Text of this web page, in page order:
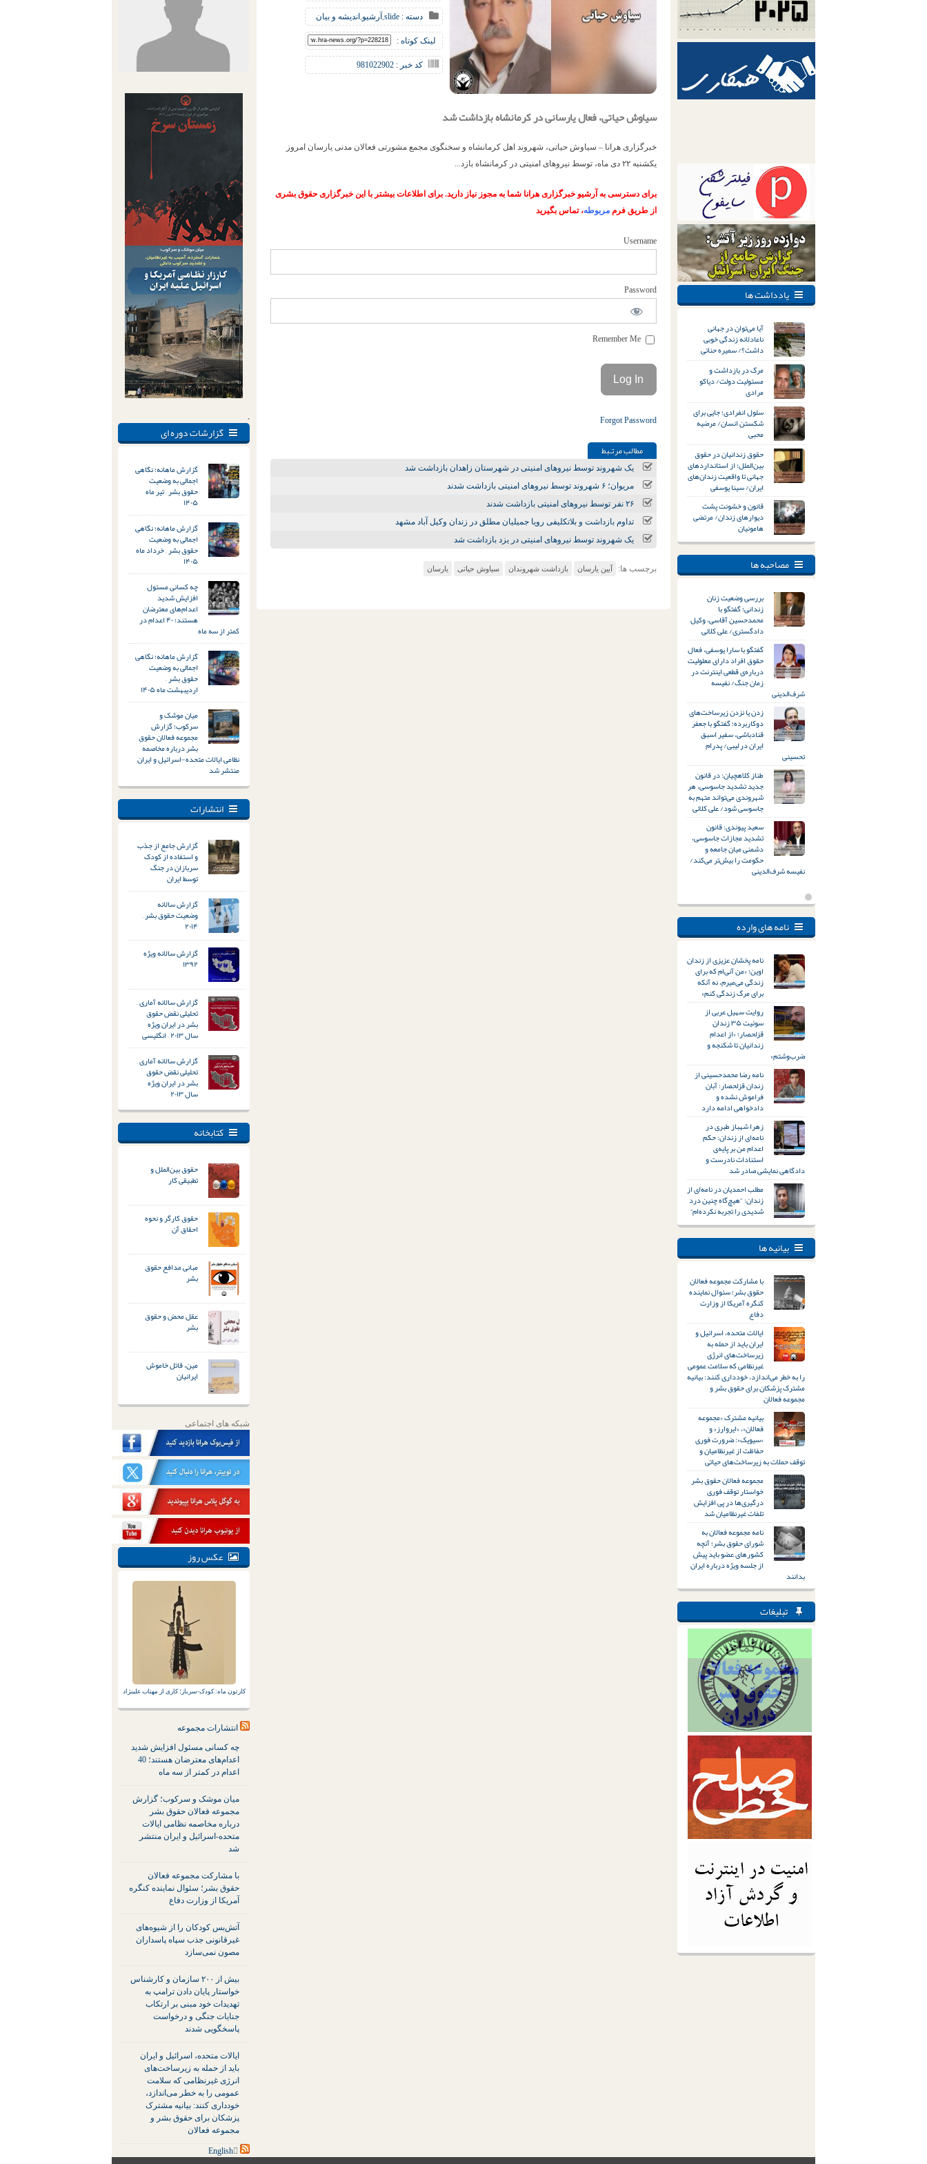
.
گزارشات دوره ای
گزارش ماهانه؛ نگاهی
اجمالی به وضعیت
حقوق بشر – تیر ماه
۱۴۰۵
گزارش ماهانه؛ نگاهی
اجمالی به وضعیت
حقوق بشر – خرداد ماه
۱۴۰۵
چه کسانی مسئول
افزایش شدید
اعدام‌های معترضان
هستند؛ ۴۰ اعدام در
کمتر از سه ماه
گزارش ماهانه؛ نگاهی
اجمالی به وضعیت
حقوق بشر –
اردیبهشت ماه ۱۴۰۵
میان موشک و
سرکوب؛ گزارش
مجموعه فعالان حقوق
بشر درباره مخاصمه
نظامی ایالات متحده-اسرائیل و ایران
منتشر شد
انتشارات
گزارش جامع از جذب
و استفاده از کودک
سربازان در جنگ
توسط ایران
گزارش سالانه
وضعیت حقوق بشر –
۲۰۱۴
گزارش سالانه ویژه
۱۳۹۲
گزارش سالانه آماری –
تحلیلی نقض حقوق
بشر در ایران ویژه
سال ۲۰۱۳ – انگلیسی
گزارش سالانه آماری –
تحلیلی نقض حقوق
بشر در ایران ویژه
سال ۲۰۱۳
کتابخانه
حقوق بین‌الملل و
تطبیقی کار
حقوق کارگر و نحوه
احقاق آن
مبانی مدافع حقوق
بشر
عقل محض و حقوق
بشر
مین، قاتل خاموش
ایرانیان
شبکه های اجتماعی
عکس روز
کارتون ماه: کودک-سرباز؛ کاری از مهتاب علینژاد
انتشارات مجموعه
چه کسانی مسئول افزایش شدید
اعدام‌های معترضان هستند؛ 40
اعدام در کمتر از سه ماه
میان موشک و سرکوب؛ گزارش
مجموعه فعالان حقوق بشر
درباره مخاصمه نظامی ایالات
متحده-اسرائیل و ایران منتشر
شد
با مشارکت مجموعه فعالان
حقوق بشر؛ سئوال نماینده کنگره
آمریکا از وزارت دفاع
آتش‌بس کودکان را از شیوه‌های
غیرقانونی جذب سپاه پاسداران
مصون نمی‌سازد
بیش از ۲۰۰ سازمان و کارشناس
خواستار پایان دادن ترامپ به
تهدیدات خود مبنی بر ارتکاب
جنایات جنگی و درخواست
پاسخگویی شدند
ایالات متحده، اسرائیل و ایران
باید از حمله به زیرساخت‌های
انرژی غیرنظامی که سلامت
عمومی را به خطر می‌اندازد،
خودداری کنند: بیانیه مشترک
پزشکان برای حقوق بشر و
مجموعه فعالان
دسته : slide
,آرشیو,اندیشه و بیان
لینک کوتاه :
کد خبر : 981022902
سیاوش حیاتی، فعال یارسانی در کرمانشاه بازداشت شد
خبرگزاری هرانا – سیاوش حیاتی، شهروند اهل کرمانشاه و سخنگوی مجمع مشورتی فعالان مدنی یارسان امروز
یکشنبه ۲۲ دی ماه، توسط نیروهای امنیتی در کرمانشاه بازد...
برای دسترسی به آرشیو خبرگزاری هرانا شما به مجوز نیاز دارید. برای اطلاعات بیشتر با این خبرگزاری حقوق بشری
از طریق فرم مربوطه، تماس بگیرید
Username
Password
Forgot Password
مطالب مرتـبط
یک شهروند توسط نیروهای امنیتی در شهرستان زاهدان بازداشت شد
مریوان؛ ۶ شهروند توسط نیروهای امنیتی بازداشت شدند
۲۶ نفر توسط نیروهای امنیتی بازداشت شدند
تداوم بازداشت و بلاتکلیفی رویا جمیلیان مطلق در زندان وکیل آباد مشهد
یک شهروند توسط نیروهای امنیتی در یزد بازداشت شد
برچسب ها: آیین یارسان بازداشت شهروندان سیاوش حیاتی یارسان
یادداشت ها
آیا می‌توان در جهانی
ناعادلانه زندگی خوبی
داشت؟/ سمیره حنائی
مرگ در بازداشت و
مسئولیت دولت/ دیاکو
مرادی
سلول انفرادی؛ جایی برای
شکستن انسان/ مرضیه
محبی
حقوق زندانیان در حقوق
بین‌الملل؛ از استانداردهای
جهانی تا واقعیت زندان‌های
ایران/ سینا یوسفی
قانون و خشونت پشت
دیوارهای زندان/ مرتضی
هامونیان
مصاحبه ها
بررسی وضعیت زنان
زندانی؛ گفتگو با
محمدحسین آقاسی، وکیل
دادگستری/ علی کلائی
گفتگو با سارا یوسفی، فعال
حقوق افراد دارای معلولیت
درباره‌ی قطعی اینترنت در
زمان جنگ/ نفیسه
شرف‌الدینی
زدن یا نزدن زیرساخت‌های
دوکاربرده؛ گفتگو با جعفر
قنادباشی، سفیر اسبق
ایران در لیبی/ پدرام
تحسینی
طناز کلاهچیان: در قانون
جدید تشدید جاسوسی، هر
شهروندی می‌تواند متهم به
جاسوسی شود/ علی کلائی
سعید پیوندی: قانون
تشدید مجازات جاسوسی،
دشمنی میان جامعه و
حکومت را بیش‌تر می‌کند/
نفیسه شرف‌الدینی
نامه های وارده
نامه پخشان عزیزی از زندان
اوین؛ «من آنی‌ام که برای
زندگی می‌میرم، نه آنکه
برای مرگ زندگی کنم»
روایت سهیل عربی از
سوئیت ۳۵ زندان
قزلحصار؛ «از اعدام
زندانیان تا شکنجه و
ضرب‌وشتم»
نامه رضا محمدحسینی از
زندان قزلحصار: آبان
فراموش نشده و
دادخواهی ادامه دارد
زهرا شهباز طبری در
نامه‌ای از زندان: حکم
اعدام من بر پایه‌ی
استنادات نادرست و
دادگاهی نمایشی صادر شد
مطلب احمدیان در نامه‌ای از
زندان: “هیچ‌گاه چنین درد
شدیدی را تجربه نکرده‌ام”
بیانیه ها
با مشارکت مجموعه فعالان
حقوق بشر؛ سئوال نماینده
کنگره آمریکا از وزارت
دفاع
ایالات متحده، اسرائیل و
ایران باید از حمله به
زیرساخت‌های انرژی
غیرنظامی که سلامت عمومی
را به خطر می‌اندازد، خودداری کنند: بیانیه
مشترک پزشکان برای حقوق بشر و
مجموعه فعالان
بیانیه مشترک «مجموعه
فعالان»، «ایروارز» و
«سیویک»: ضرورت فوری
حفاظت از غیرنظامیان و
توقف حملات به زیرساخت‌های حیاتی
مجموعه فعالان حقوق بشر
خواستار توقف فوری
درگیری‌ها در پی افزایش
تلفات غیرنظامیان شد
نامه مجموعه فعالان به
شورای حقوق بشر؛ آنچه
کشورهای عضو باید پیش
از جلسه ویژه درباره ایران
بدانند
تبلیغات